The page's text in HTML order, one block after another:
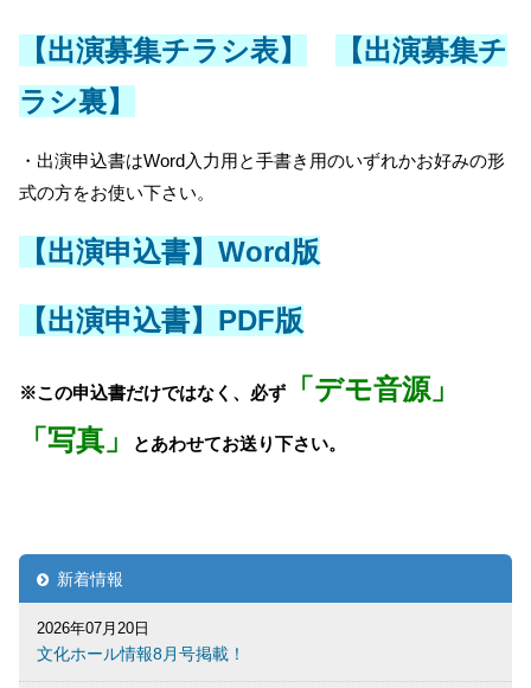
【出演募集チラシ表】
【出演募集チ
ラシ裏】
・出演申込書はWord入力用と手書き用のいずれかお好みの形
式の方をお使い下さい。
【出演申込書】Word版
【出演申込書】PDF版
※この申込書だけではなく、必ず「デモ音源」
「写真」
とあわせてお送り下さい。
新着情報
2026年07月20日
文化ホール情報8月号掲載！